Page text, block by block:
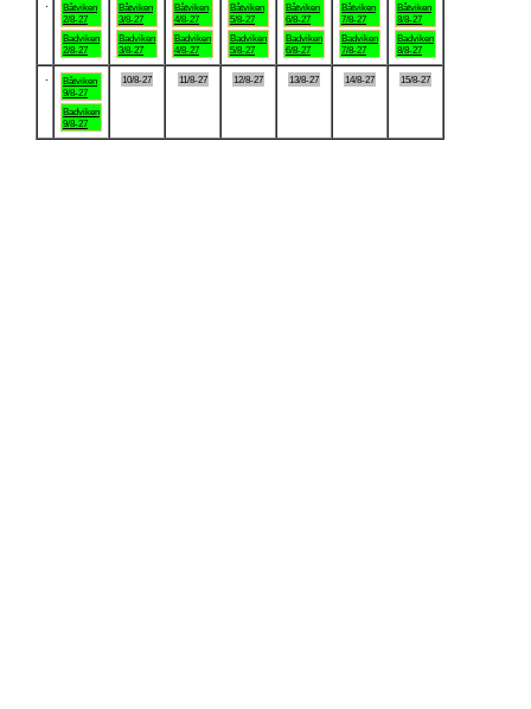
Båtviken
2/8-27
Badviken
2/8-27
Båtviken
3/8-27
Badviken
3/8-27
Båtviken
4/8-27
Badviken
4/8-27
Båtviken
5/8-27
Badviken
5/8-27
Båtviken
6/8-27
Badviken
6/8-27
Båtviken
7/8-27
Badviken
7/8-27
Båtviken
8/8-27
Badviken
8/8-27
Båtviken
9/8-27
Badviken
9/8-27
10/8-27 11/8-27 12/8-27 13/8-27 14/8-27 15/8-27